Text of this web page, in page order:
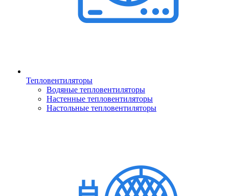
Тепловентиляторы
Водяные тепловентиляторы
Настенные тепловентиляторы
Настольные тепловентиляторы